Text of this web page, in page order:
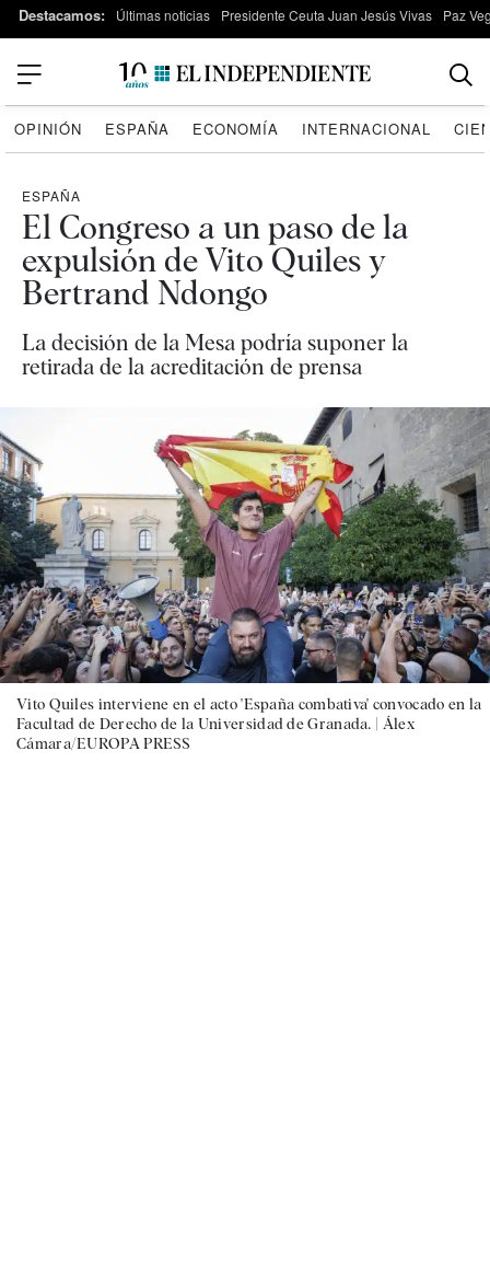
Destacamos: Últimas noticias Presidente Ceuta Juan Jesús Vivas Paz
OPINIÓN ESPAÑA ECONOMÍA INTERNACIONAL
ESPAÑA
El Congreso a un paso de la
expulsión de Vito Quiles y
Bertrand Ndongo
La decisión de la Mesa podría suponer la
retirada de la acreditación de prensa
Vito Quiles interviene en el acto 'España combativa' convocado en la
Facultad de Derecho de la Universidad de Granada. | Álex
Cámara/EUROPA PRESS